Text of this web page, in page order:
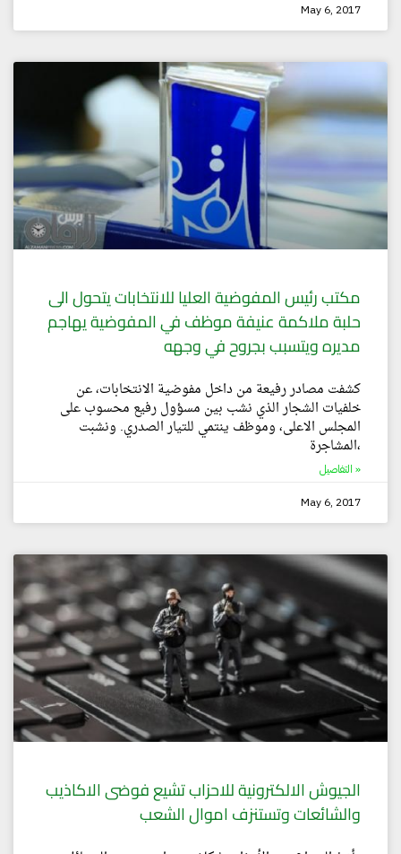
May 6, 2017
مكتب رئيس المفوضية العليا للانتخابات يتحول الى
حلبة ملاكمة عنيفة موظف في المفوضية يهاجم
مديره ويتسبب بجروح في وجهه
كشفت مصادر رفيعة من داخل مفوضية الانتخابات، عن
خلفيات الشجار الذي نشب بين مسؤول رفيع محسوب على
المجلس الاعلى، وموظف ينتمي للتيار الصدري. ونشبت
المشاجرة،
التفاصيل »
May 6, 2017
الجيوش الالكترونية للاحزاب تشيع فوضى الاكاذيب
والشائعات وتستنزف اموال الشعب